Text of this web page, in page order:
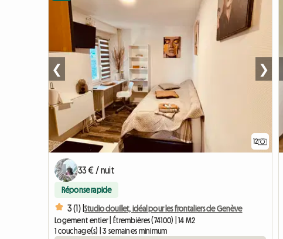
12
❮ ❯
33 € / nuit
Réponse rapide
3 (1) |Studio douillet, idéal pour les frontaliers de Genève
Logement entier | Étrembières (74100) | 14 M2
1 couchage(s) | 3 semaines minimum